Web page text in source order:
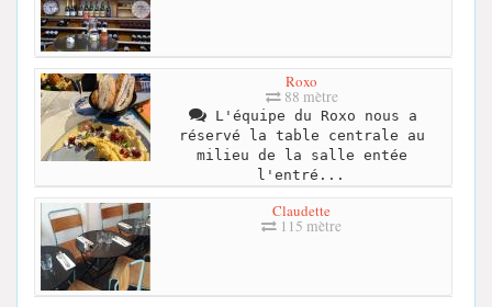
Roxo
88 mètre
L'équipe du Roxo nous a
réservé la table centrale au
milieu de la salle entée
l'entré...
Claudette
115 mètre